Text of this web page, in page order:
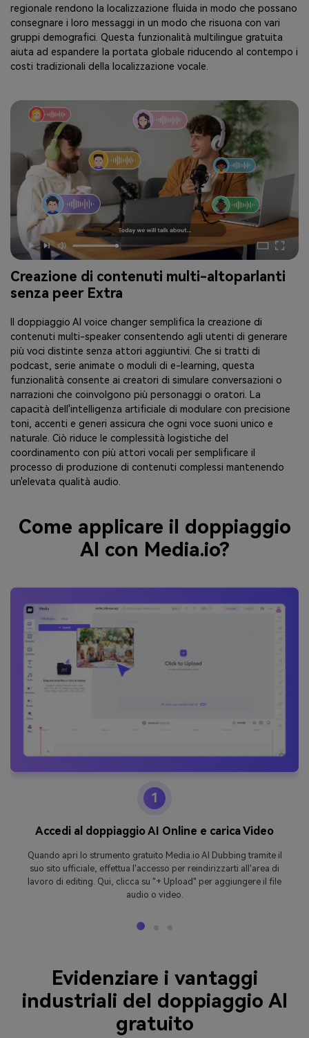
regionale rendono la localizzazione fluida in modo che possano
consegnare i loro messaggi in un modo che risuona con vari
gruppi demografici. Questa funzionalità multilingue gratuita
aiuta ad espandere la portata globale riducendo al contempo i
costi tradizionali della localizzazione vocale.
Creazione di contenuti multi-altoparlanti
senza peer Extra
Il doppiaggio AI voice changer semplifica la creazione di
contenuti multi-speaker consentendo agli utenti di generare
più voci distinte senza attori aggiuntivi. Che si tratti di
podcast, serie animate o moduli di e-learning, questa
funzionalità consente ai creatori di simulare conversazioni o
narrazioni che coinvolgono più personaggi o oratori. La
capacità dell'intelligenza artificiale di modulare con precisione
toni, accenti e generi assicura che ogni voce suoni unico e
naturale. Ciò riduce le complessità logistiche del
coordinamento con più attori vocali per semplificare il
processo di produzione di contenuti complessi mantenendo
un'elevata qualità audio.
Come applicare il doppiaggio
AI con Media.io?
1
Accedi al doppiaggio AI Online e carica Video
Quando apri lo strumento gratuito Media.io AI Dubbing tramite il
suo sito ufficiale, effettua l'accesso per reindirizzarti all'area di
lavoro di editing. Qui, clicca su "+ Upload" per aggiungere il file
audio o video.
Evidenziare i vantaggi
industriali del doppiaggio AI
gratuito